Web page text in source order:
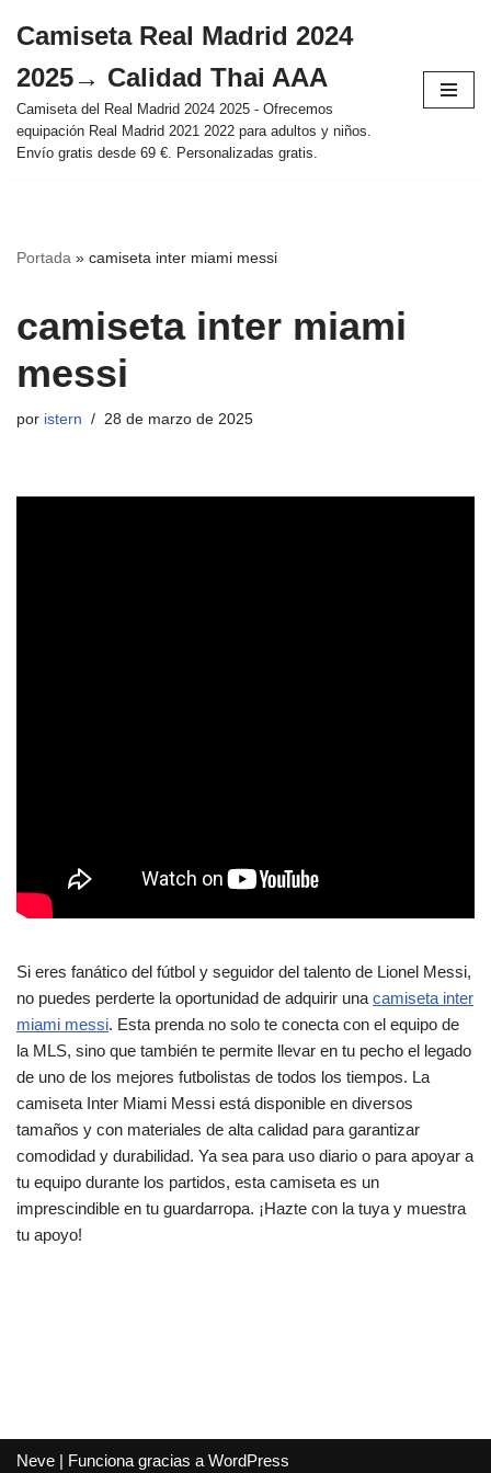
al
contenido
Camiseta Real Madrid 2024
2025→ Calidad Thai AAA
Camiseta del Real Madrid 2024 2025 - Ofrecemos
equipación Real Madrid 2021 2022 para adultos y niños.
Envío gratis desde 69 €. Personalizadas gratis.
Portada » camiseta inter miami messi
camiseta inter miami
messi
por istern 28 de marzo de 2025
Si eres fanático del fútbol y seguidor del talento de Lionel Messi,
no puedes perderte la oportunidad de adquirir una camiseta inter
miami messi. Esta prenda no solo te conecta con el equipo de
la MLS, sino que también te permite llevar en tu pecho el legado
de uno de los mejores futbolistas de todos los tiempos. La
camiseta Inter Miami Messi está disponible en diversos
tamaños y con materiales de alta calidad para garantizar
comodidad y durabilidad. Ya sea para uso diario o para apoyar a
tu equipo durante los partidos, esta camiseta es un
imprescindible en tu guardarropa. ¡Hazte con la tuya y muestra
tu apoyo!
Neve | Funciona gracias a WordPress